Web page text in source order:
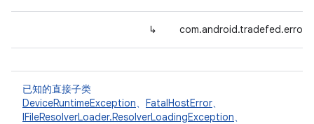
↳
已知的直接子类
DeviceRuntimeException、 FatalHostError、
IFileResolverLoader.ResolverLoadingException、